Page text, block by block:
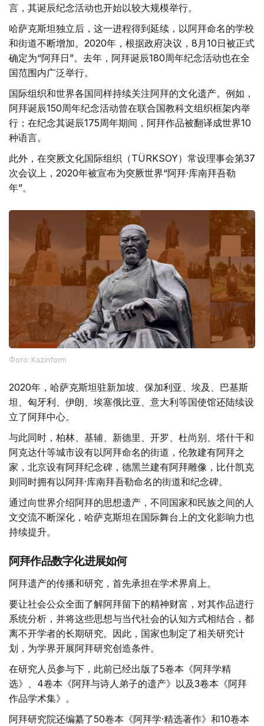
言，其诞辰纪念活动也开始以较大规模举行。
哈萨克斯坦独立后，这一进程得到延续，以阿拜命名的学校
和街道不断增加。2020年，根据政府决议，8月10日被正式
确定为“阿拜日”。去年，阿拜诞辰180周年纪念活动也在全
国范围内广泛举行。
国际组织和世界各国同样持续关注阿拜的文化遗产。例如，
阿拜诞辰150周年纪念活动曾在联合国教科文组织框架内举
行；在纪念其诞辰175周年期间，阿拜作品被翻译成世界10
种语言。
此外，在突厥文化国际组织（TÜRKSOY）常设理事会第37
次会议上，2020年被宣布为突厥世界“阿拜·库南拜吾勒
年”。
Фото: Kazinform
2020年，哈萨克斯坦驻新加坡、保加利亚、埃及、巴基斯
坦、匈牙利、伊朗、埃塞俄比亚、意大利等国使馆还陆续设
立了阿拜中心。
与此同时，柏林、基辅、新德里、开罗、杜尚别、塔什干和
阿克达什等城市设有以阿拜命名的街道，伦敦建有阿拜之
家，北京设有阿拜纪念碑，德黑兰建有阿拜雕像，比什凯克
则同时拥有以阿拜·库南拜吾勒命名的街道和纪念碑。
通过向世界介绍阿拜的思想遗产，不同国家和民族之间的人
文交流不断深化，哈萨克斯坦在国际舞台上的文化影响力也
持续提升。
阿拜作品数字化进展如何
阿拜遗产的传播和研究，首先承担在学术界肩上。
要让社会公众全面了解阿拜留下的精神财富，对其作品进行
系统分析，并将这些思想与当代社会的认知方式相结合，都
离不开学者的长期研究。因此，国家也制定了相关研究计
划，为学界开展阿拜研究创造条件。
在研究人员参与下，此前已经出版了5卷本《阿拜学精
选》、4卷本《阿拜与诗人弟子的遗产》以及3卷本《阿拜
作品学术集》。
阿拜研究院还编纂了50卷本《阿拜学·精选著作》和10卷本